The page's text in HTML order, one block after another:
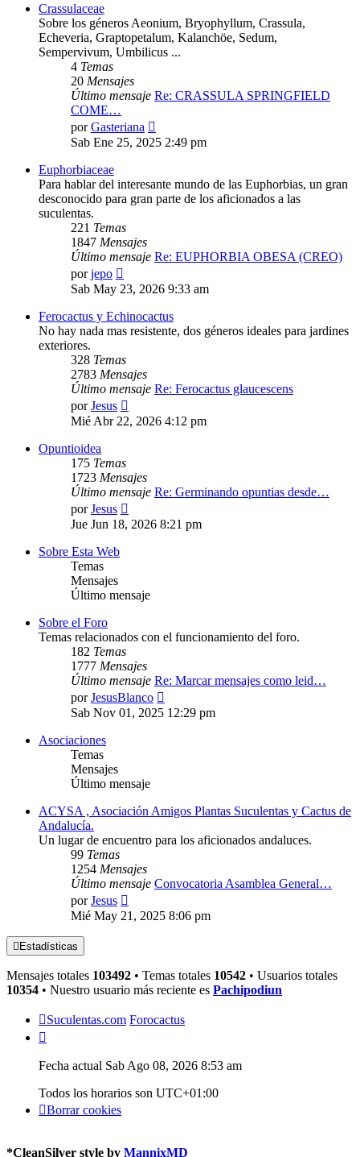
Crassulaceae
Sobre los géneros Aeonium, Bryophyllum, Crassula,
Echeveria, Graptopetalum, Kalanchöe, Sedum,
Sempervivum, Umbilicus ...
4 Temas
20 Mensajes
Último mensaje Re: CRASSULA SPRINGFIELD
COME…
porGasteriana
último
mensaje
Sab Ene 25, 2025 2:49 pm
Euphorbiaceae
Para hablar del interesante mundo de las Euphorbias, un gran
desconocido para gran parte de los aficionados a las
suculentas.
221 Temas
1847 Mensajes
Último mensaje Re: EUPHORBIA OBESA (CREO)
porjepo
último
mensaje
Sab May 23, 2026 9:33 am
Ferocactus y Echinocactus
No hay nada mas resistente, dos géneros ideales para jardines
exteriores.
328 Temas
2783 Mensajes
Último mensaje Re: Ferocactus glaucescens
porJesus
último
mensaje
Mié Abr 22, 2026 4:12 pm
Opuntioidea
175 Temas
1723 Mensajes
Último mensaje Re: Germinando opuntias desde…
porJesus
último
Jue Jun 18, 2026 8:21 pm
Sobre Esta Web
Temas
Mensajes
Último mensaje
Sobre el Foro
Temas relacionados con el funcionamiento del foro.
182 Temas
1777 Mensajes
Último mensaje Re: Marcar mensajes como leid…
porJesusBlanco
último
mensaje
Sab Nov 01, 2025 12:29 pm
Asociaciones
Temas
Mensajes
Último mensaje
ACYSA , Asociación Amigos Plantas Suculentas y Cactus de
Andalucía.
Un lugar de encuentro para los aficionados andaluces.
99 Temas
1254 Mensajes
Último mensaje Convocatoria Asamblea General…
porJesus
último
mensaje
Mié May 21, 2025 8:06 pm
Estadísticas
Mensajes totales 103492 • Temas totales 10542 • Usuarios totales
10354 • Nuestro usuario más reciente es Pachipodiun
Suculentas.com Forocactus
Fecha actual Sab Ago 08, 2026 8:53 am
Todos los horarios son UTC+01:00
Borrar cookies
*CleanSilver style by MannixMD